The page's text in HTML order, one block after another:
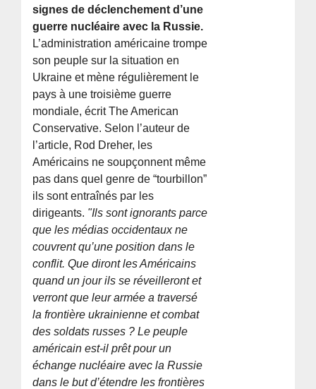
signes de déclenchement d’une
guerre nucléaire avec la Russie.
L’administration américaine trompe
son peuple sur la situation en
Ukraine et mène régulièrement le
pays à une troisième guerre
mondiale, écrit The American
Conservative. Selon l’auteur de
l’article, Rod Dreher, les
Américains ne soupçonnent même
pas dans quel genre de “tourbillon”
ils sont entraînés par les
dirigeants. "Ils sont ignorants parce
que les médias occidentaux ne
couvrent qu’une position dans le
conflit. Que diront les Américains
quand un jour ils se réveilleront et
verront que leur armée a traversé
la frontière ukrainienne et combat
des soldats russes ? Le peuple
américain est-il prêt pour un
échange nucléaire avec la Russie
dans le but d’étendre les frontières